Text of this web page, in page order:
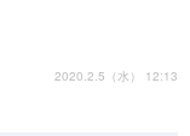
2020.2.5（水） 12:13